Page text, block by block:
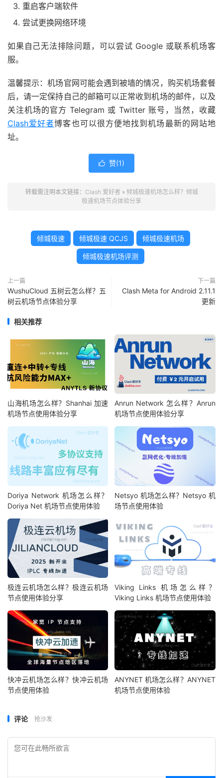
重启客户端软件
尝试更换网络环境
如果自己无法排除问题，可以尝试 Google 或联系机场客
服。
温馨提示：机场官网可能会遇到被墙的情况，购买机场套餐
后，请一定保持自己的邮箱可以正常收到机场的邮件，以及
关注机场的官方 Telegram 或 Twitter 账号，当然，收藏
Clash爱好者博客也可以很方便地找到机场最新的网站地
址。
 赞(1)
转载需注明本文链接： Clash 爱好者 » 倾城极速机场怎么样？倾城
极速机场节点体验分享
倾城极速 倾城极速 QCJS 倾城极速机场
倾城极速机场评测
上一篇
WushuCloud 五树云怎么样？五
树云机场节点体验分享
下一篇
Clash Meta for Android 2.11.1
更新
相关推荐
山海机场怎么样？Shanhai 加速
机场节点使用体验分享
Anrun Network 怎么样？Anrun
机场节点使用体验分享
Doriya Network 机场怎么样？
Doriya Net 机场节点使用体验
Netsyo 机场怎么样？Netsyo 机
场节点使用体验
极连云机场怎么样？极连云机场
节点使用体验分享
Viking Links 机场怎么样？
Viking Links 机场节点使用体验
快冲云机场怎么样？快冲云机场
节点使用体验
ANYNET 机场怎么样？ANYNET
机场节点使用体验
评论 抢沙发